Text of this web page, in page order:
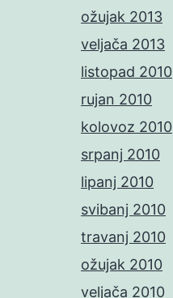
ožujak 2013
veljača 2013
listopad 2010
rujan 2010
kolovoz 2010
srpanj 2010
lipanj 2010
svibanj 2010
travanj 2010
ožujak 2010
veljača 2010